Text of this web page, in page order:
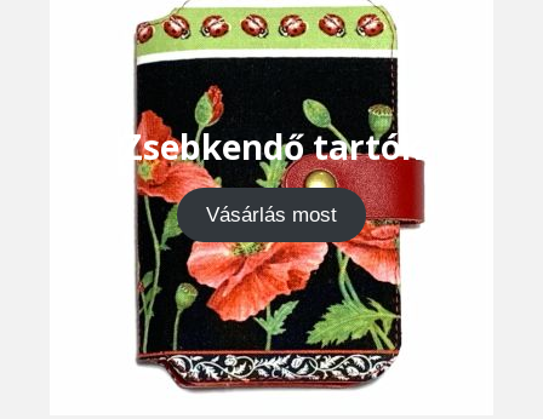
Zsebkendő tartók
Vásárlás most